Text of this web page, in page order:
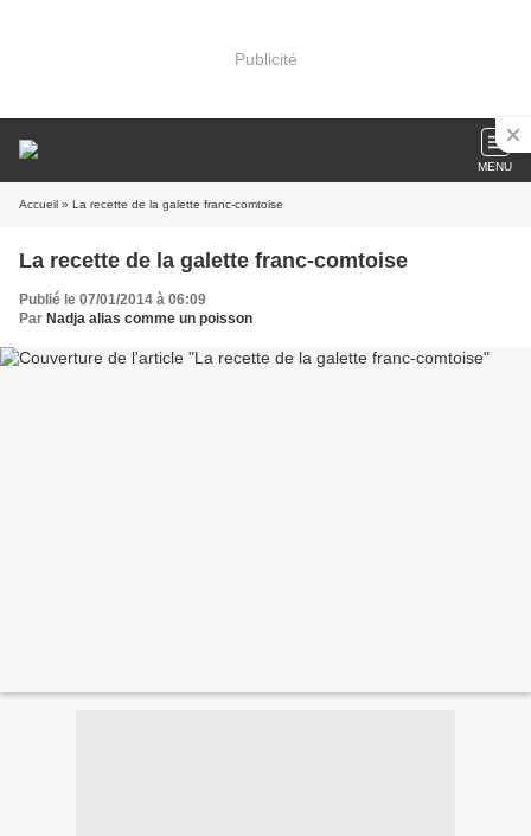
Publicité
MENU
Accueil » La recette de la galette franc-comtoise
La recette de la galette franc-comtoise
Publié le 07/01/2014 à 06:09
Par Nadja alias comme un poisson